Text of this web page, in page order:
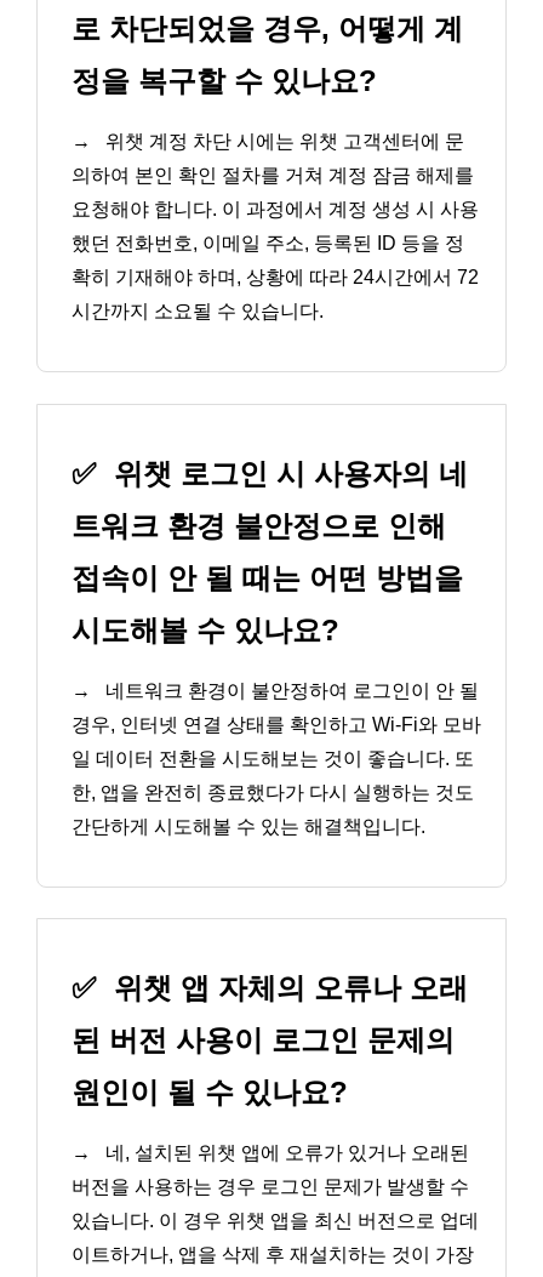
로 차단되었을 경우, 어떻게 계
정을 복구할 수 있나요?
→
위챗 계정 차단 시에는 위챗 고객센터에 문
의하여 본인 확인 절차를 거쳐 계정 잠금 해제를
요청해야 합니다. 이 과정에서 계정 생성 시 사용
했던 전화번호, 이메일 주소, 등록된 ID 등을 정
확히 기재해야 하며, 상황에 따라 24시간에서 72
시간까지 소요될 수 있습니다.
✅ 위챗 로그인 시 사용자의 네
트워크 환경 불안정으로 인해
접속이 안 될 때는 어떤 방법을
시도해볼 수 있나요?
→
네트워크 환경이 불안정하여 로그인이 안 될
경우, 인터넷 연결 상태를 확인하고 Wi-Fi와 모바
일 데이터 전환을 시도해보는 것이 좋습니다. 또
한, 앱을 완전히 종료했다가 다시 실행하는 것도
간단하게 시도해볼 수 있는 해결책입니다.
✅ 위챗 앱 자체의 오류나 오래
된 버전 사용이 로그인 문제의
원인이 될 수 있나요?
→
네, 설치된 위챗 앱에 오류가 있거나 오래된
버전을 사용하는 경우 로그인 문제가 발생할 수
있습니다. 이 경우 위챗 앱을 최신 버전으로 업데
이트하거나, 앱을 삭제 후 재설치하는 것이 가장